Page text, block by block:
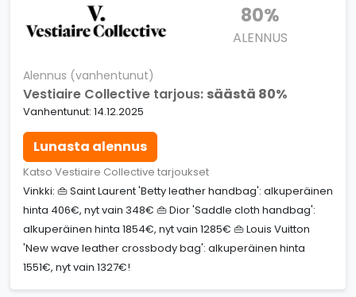
80%
ALENNUS
Alennus (vanhentunut)
Vestiaire Collective tarjous: säästä 80%
Vanhentunut: 14.12.2025
Lunasta alennus
Katso Vestiaire Collective tarjoukset
Vinkki: 👜 Saint Laurent 'Betty leather handbag': alkuperäinen
hinta 406€, nyt vain 348€ 👜 Dior 'Saddle cloth handbag':
alkuperäinen hinta 1854€, nyt vain 1285€ 👜 Louis Vuitton
'New wave leather crossbody bag': alkuperäinen hinta
1551€, nyt vain 1327€!